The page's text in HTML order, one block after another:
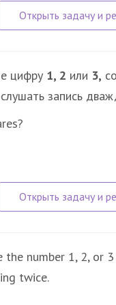
цифру 1, 2 или 3,
запись
the number 1, 2, or
twice.